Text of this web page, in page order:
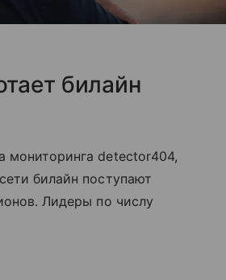
билайн
мониторинга detector404,
билайн поступают
Лидеры по числу